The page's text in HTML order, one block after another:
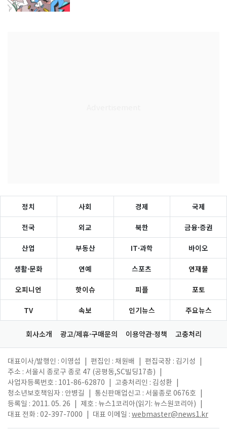
정치 사회 경제 국제
전국 외교 북한 금융·증권
산업 부동산 IT·과학 바이오
생활·문화 연예 스포츠 연재물
오피니언 핫이슈 피플 포토
TV 속보 인기뉴스 주요뉴스
회사소개 광고/제휴·구매문의 이용약관·정책 고충처리
대표이사/발행인 : 이영섭 편집인 : 채원배 편집국장 : 김기성
주소 : 서울시 종로구 종로 47 (공평동,SC빌딩17층)
사업자등록번호 : 101-86-62870
고충처리인 : 김성환
청소년보호책임자 : 안병길
통신판매업신고 : 서울종로 0676호
등록일 : 2011. 05. 26
제호 : 뉴스1코리아(읽기: 뉴스원코리아)
대표 전화 : 02-397-7000
대표 이메일 : webmaster@news1.kr